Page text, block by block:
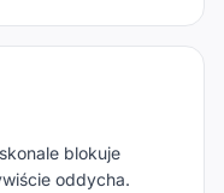
blokuje
oddycha.